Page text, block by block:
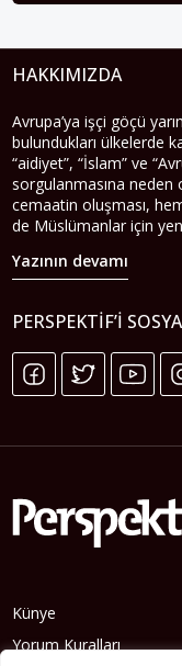
HAKKIMIZDA
Avrupa’ya işçi göçü
bulundukları ülkelerde
“aidiyet”, “İslam” ve
sorgulanmasına neden
cemaatin oluşması,
de Müslümanlar için
Yazının devamı
PERSPEKTIF’I
Künye
Yorum Kuralları